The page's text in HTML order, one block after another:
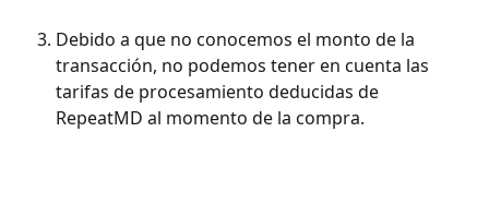
Debido a que no conocemos el monto de la
transacción, no podemos tener en cuenta las
tarifas de procesamiento deducidas de
RepeatMD al momento de la compra.